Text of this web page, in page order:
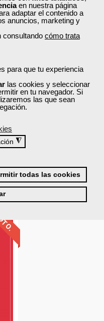
en nuestra página
adaptar el contenido a
anuncios, marketing y
consultando cómo trata
para que tu experiencia
las cookies y seleccionar
en tu navegador. Si
las que sean
◮
todas las cookies